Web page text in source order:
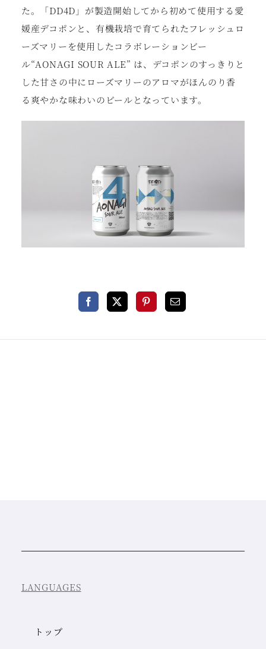
た。「DD4D」が製造開始してから初めて使⽤する愛
媛産デコポンと、有機栽培で育てられたフレッシュロ
ーズマリーを使⽤したコラボレーションビー
ル“AONAGI SOUR ALE” は、デコポンのすっきりと
した⽢さの中にローズマリーのアロマがほんのり⾹
る爽やかな味わいのビールとなっています。
LANGUAGES
トップ